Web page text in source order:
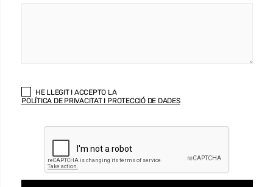
HE LLEGIT I ACCEPTO LA
POLÍTICA DE PRIVACITAT I PROTECCIÓ DE DADES